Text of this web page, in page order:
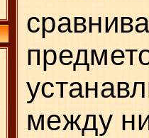
между